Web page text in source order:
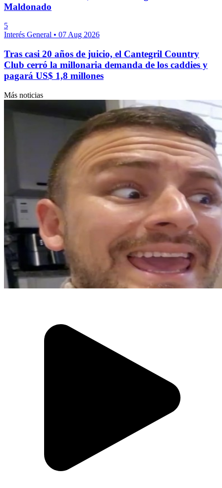
Maldonado
5
Interés General • 07 Aug 2026
Tras casi 20 años de juicio, el Cantegril Country
Club cerró la millonaria demanda de los caddies y
pagará US$ 1,8 millones
Más noticias